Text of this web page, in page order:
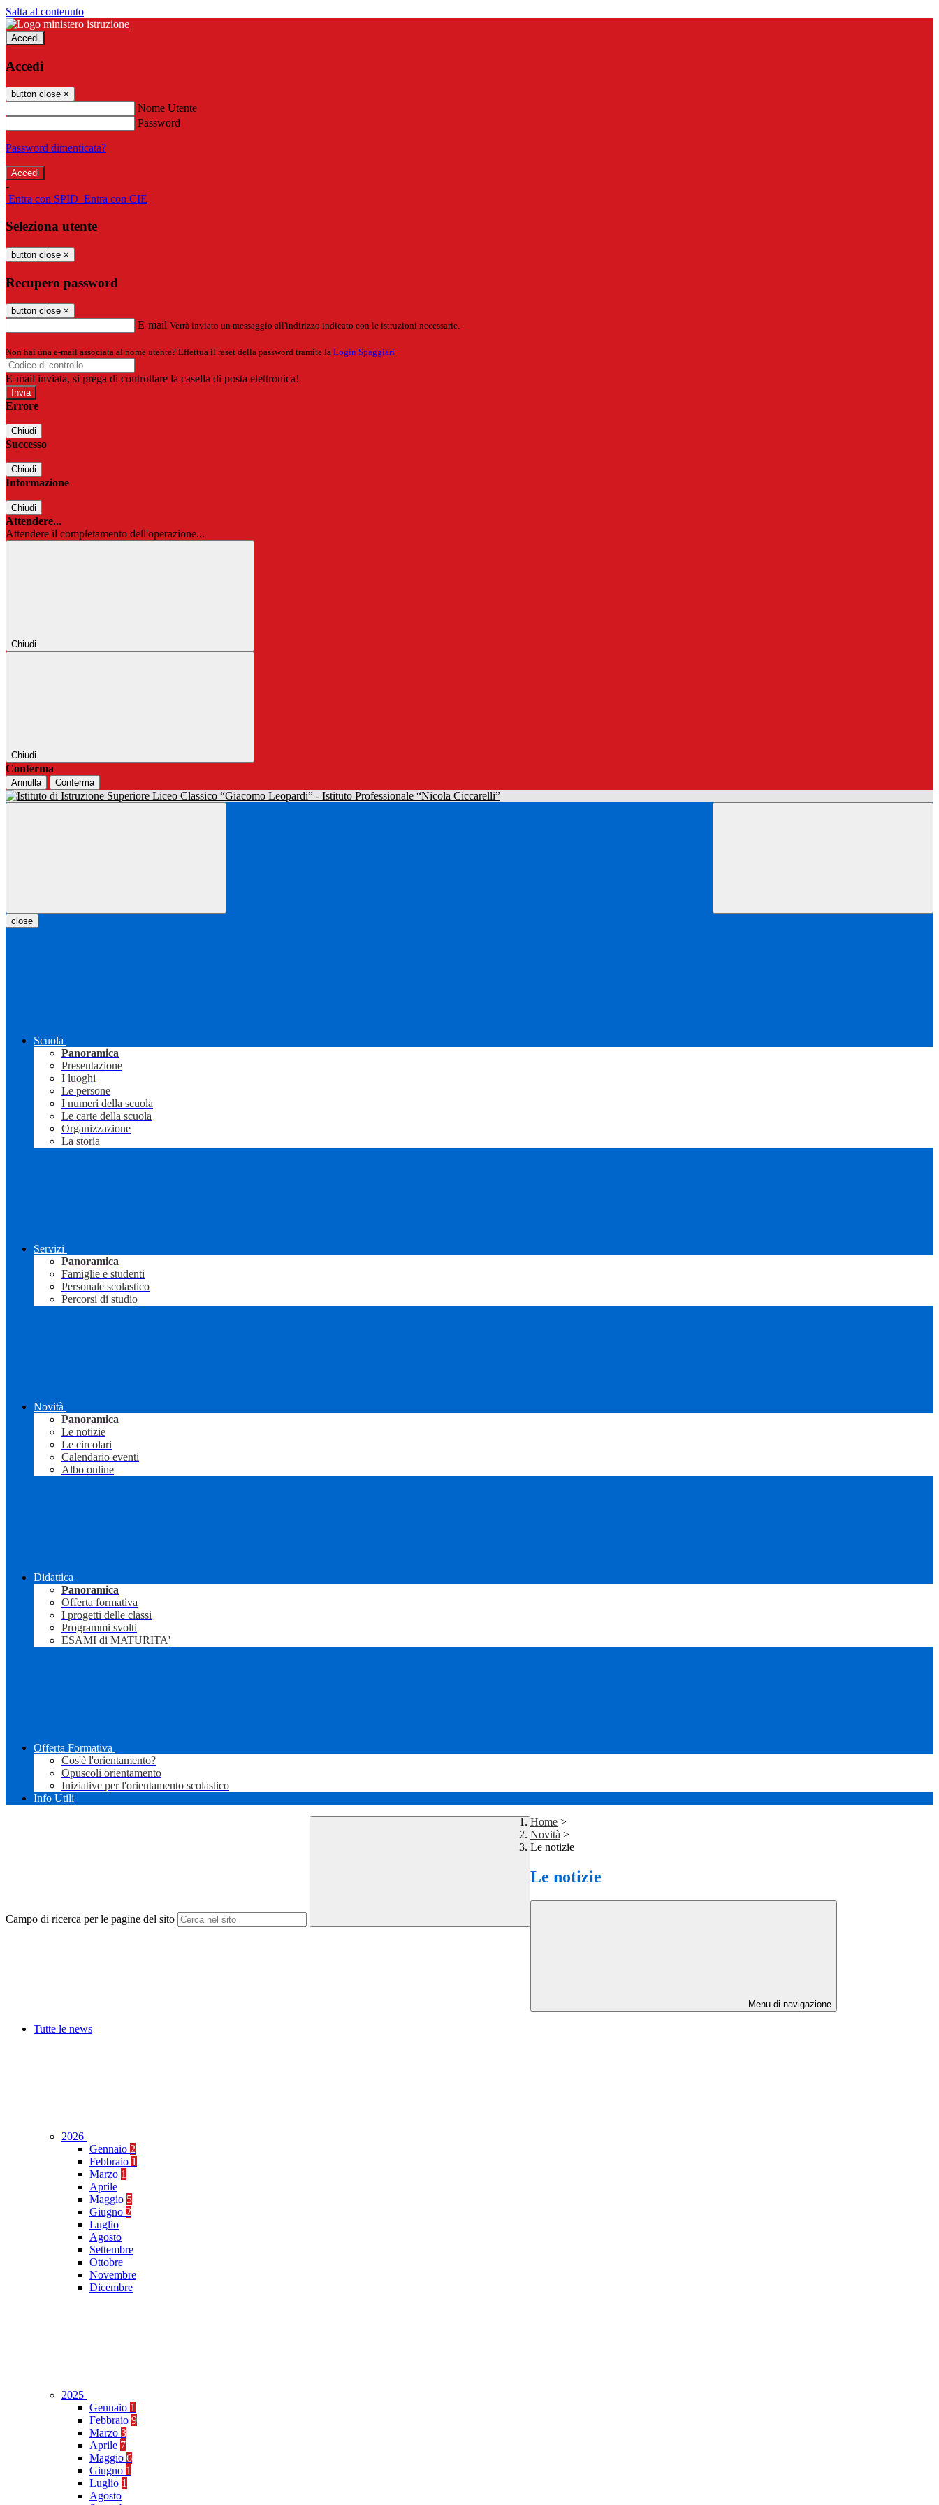
Salta al contenuto
Accedi
Accedi
button close ×
Nome Utente
Password
Password dimenticata?
-
Entra con SPID Entra con CIE
Seleziona utente
button close ×
Recupero password
button close ×
E-mail Verrà inviato un messaggio all'indirizzo indicato con le istruzioni necessarie.
Non hai una e-mail associata al nome utente? Effettua il reset della password tramite la Login Spaggiari
E-mail inviata, si prega di controllare la casella di posta elettronica!
Errore
Chiudi
Successo
Chiudi
Informazione
Chiudi
Attendere...
Attendere il completamento dell'operazione...
Chiudi
Chiudi
Conferma
Annulla Conferma
close
Scuola
Panoramica
Presentazione
I luoghi
Le persone
I numeri della scuola
Le carte della scuola
Organizzazione
La storia
Servizi
Panoramica
Famiglie e studenti
Personale scolastico
Percorsi di studio
Novità
Panoramica
Le notizie
Le circolari
Calendario eventi
Albo online
Didattica
Panoramica
Offerta formativa
I progetti delle classi
Programmi svolti
ESAMI di MATURITA'
Offerta Formativa
Cos'è l'orientamento?
Opuscoli orientamento
Iniziative per l'orientamento scolastico
Info Utili
Campo di ricerca per le pagine del sito
Home >
Novità >
Le notizie
Le notizie
Menu di navigazione
Tutte le news
2026
Gennaio 2
Febbraio 1
Marzo 1
Aprile
Maggio 5
Giugno 2
Luglio
Agosto
Settembre
Ottobre
Novembre
Dicembre
2025
Gennaio 1
Febbraio 9
Marzo 3
Aprile 7
Maggio 6
Giugno 1
Luglio 1
Agosto